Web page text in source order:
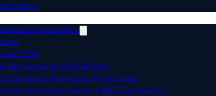
de Incentivos
2030
Recuperação e Resiliência
Emprego e Formação Profissional
de Incentivos Fiscais à I&D Empresarial